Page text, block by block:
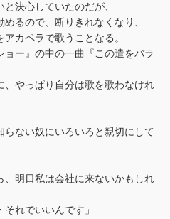
決心していたのだが、
るので、断りきれなくなり、
カペラで歌うことなる。
ー』の中の一曲『この遣をバラ
やっぱり自分は歌を歌わなけれ
らない奴にいろいろと親切にして
、明日私は会社に来ないかもしれ
れでいいんです」